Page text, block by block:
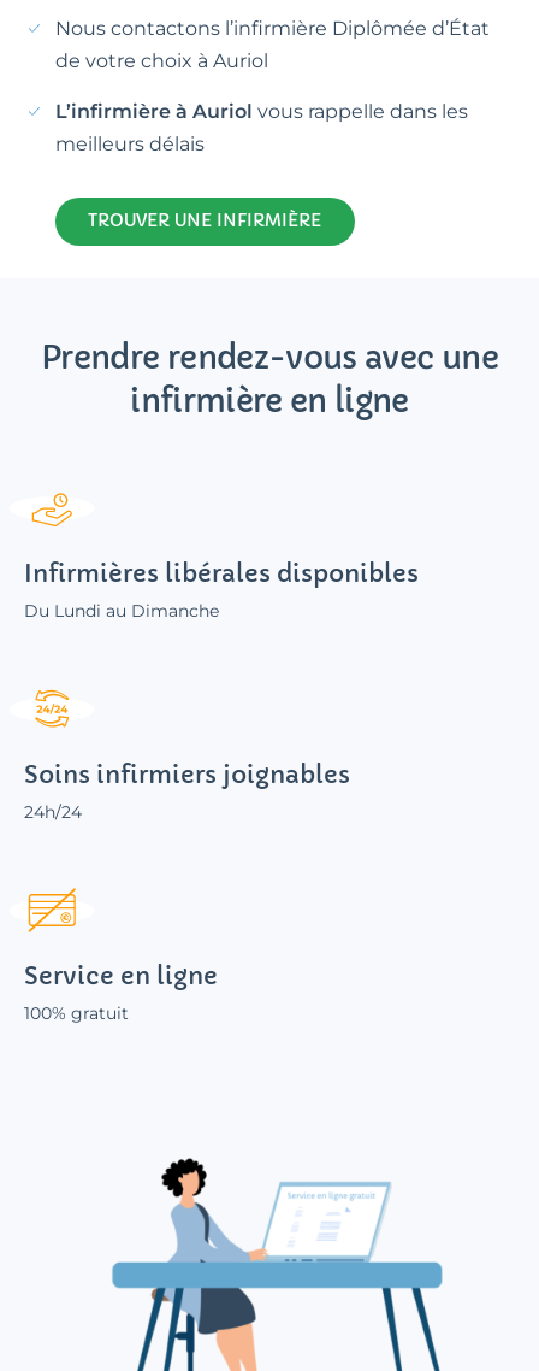
Nous contactons l’infirmière Diplômée d’État
de votre choix à Auriol
L’infirmière à Auriol vous rappelle dans les
meilleurs délais
TROUVER UNE INFIRMIÈRE
Prendre rendez-vous avec une
infirmière en ligne
Infirmières libérales disponibles
Du Lundi au Dimanche
Soins infirmiers joignables
24h/24
Service en ligne
100% gratuit